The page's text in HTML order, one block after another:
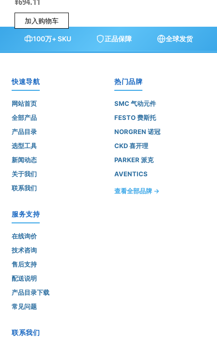
加入购物车
100万+ SKU 正品保障 全球发货
快速导航
网站首页
全部产品
产品目录
选型工具
新闻动态
关于我们
联系我们
热门品牌
SMC 气动元件
FESTO 费斯托
NORGREN 诺冠
CKD 喜开理
PARKER 派克
AVENTICS
查看全部品牌 →
服务支持
在线询价
技术咨询
售后支持
配送说明
产品目录下载
常见问题
联系我们